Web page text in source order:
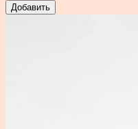
Добавить